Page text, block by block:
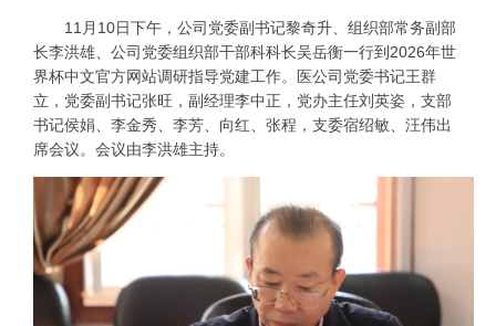
11月10日下午，公司党委副书记黎奇升、组织部常务副部
长李洪雄、公司党委组织部干部科科长吴岳衡一行到2026年世
界杯中文官方网站调研指导党建工作。医公司党委书记王群
立，党委副书记张旺，副经理李中正，党办主任刘英姿，支部
书记侯娟、李金秀、李芳、向红、张程，支委宿绍敏、汪伟出
席会议。会议由李洪雄主持。